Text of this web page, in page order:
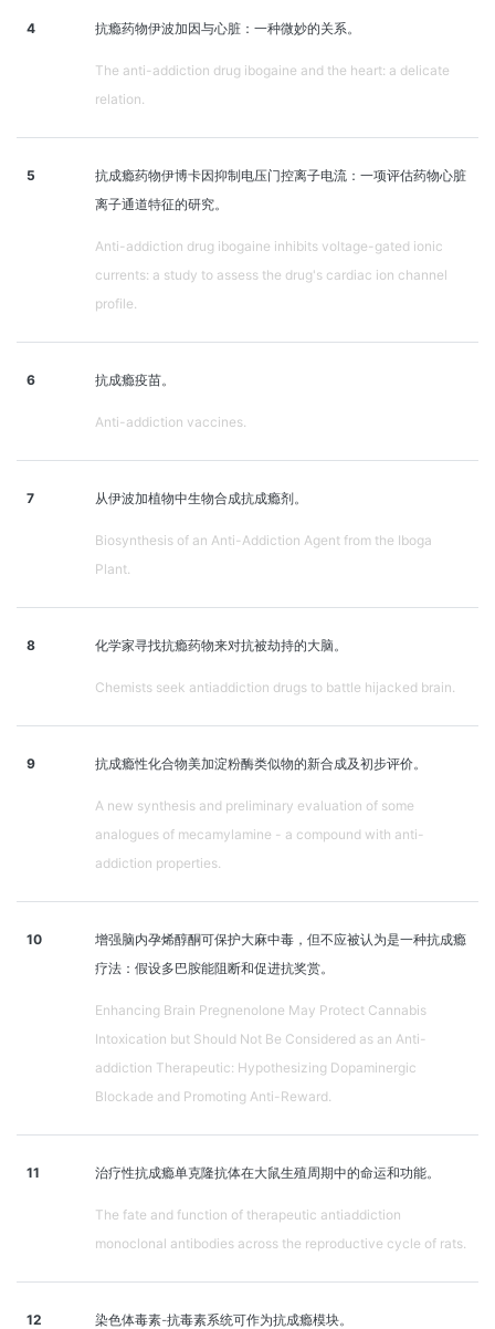
4 抗瘾药物伊波加因与心脏：一种微妙的关系。
The anti-addiction drug ibogaine and the heart: a delicate
relation.
5
抗成瘾药物伊博卡因抑制电压门控离子电流：一项评估药物心脏
离子通道特征的研究。
Anti-addiction drug ibogaine inhibits voltage-gated ionic
currents: a study to assess the drug's cardiac ion channel
profile.
6 抗成瘾疫苗。
Anti-addiction vaccines.
7 从伊波加植物中生物合成抗成瘾剂。
Biosynthesis of an Anti-Addiction Agent from the Iboga
Plant.
8 化学家寻找抗瘾药物来对抗被劫持的大脑。
Chemists seek antiaddiction drugs to battle hijacked brain.
9 抗成瘾性化合物美加淀粉酶类似物的新合成及初步评价。
A new synthesis and preliminary evaluation of some
analogues of mecamylamine - a compound with anti-
addiction properties.
10
增强脑内孕烯醇酮可保护大麻中毒，但不应被认为是一种抗成瘾
疗法：假设多巴胺能阻断和促进抗奖赏。
Enhancing Brain Pregnenolone May Protect Cannabis
Intoxication but Should Not Be Considered as an Anti-
addiction Therapeutic: Hypothesizing Dopaminergic
Blockade and Promoting Anti-Reward.
11 治疗性抗成瘾单克隆抗体在大鼠生殖周期中的命运和功能。
The fate and function of therapeutic antiaddiction
monoclonal antibodies across the reproductive cycle of rats.
12 染色体毒素-抗毒素系统可作为抗成瘾模块。